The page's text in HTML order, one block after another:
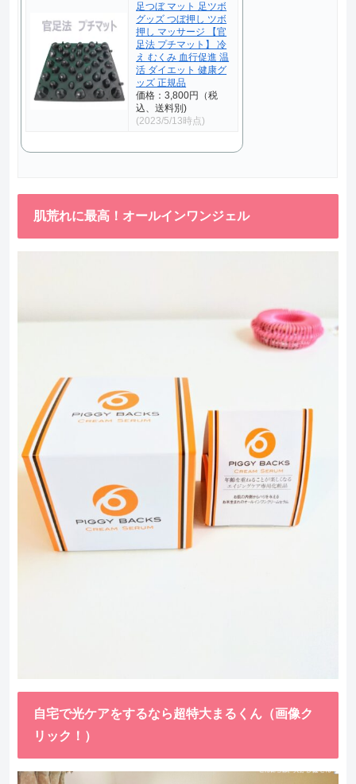
足つぼ マット 足ツボ
グッズ つぼ押し ツボ
押し マッサージ 【官
足法 プチマット】 冷
え むくみ 血行促進 温
活 ダイエット 健康グ
ッズ 正規品
価格：3,800円（税
込、送料別)
(2023/5/13時点)
肌荒れに最高！オールインワンジェル
自宅で光ケアをするなら超特大まるくん（画像ク
リック！）